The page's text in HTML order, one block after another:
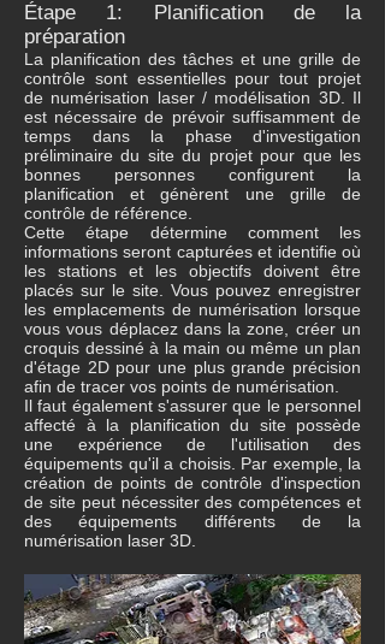
Étape 1: Planification de la
préparation
La planification des tâches et une grille de
contrôle sont essentielles pour tout projet
de numérisation laser / modélisation 3D. Il
est nécessaire de prévoir suffisamment de
temps dans la phase d'investigation
préliminaire du site du projet pour que les
bonnes personnes configurent la
planification et génèrent une grille de
contrôle de référence.
Cette étape détermine comment les
informations seront capturées et identifie où
les stations et les objectifs doivent être
placés sur le site. Vous pouvez enregistrer
les emplacements de numérisation lorsque
vous vous déplacez dans la zone, créer un
croquis dessiné à la main ou même un plan
d'étage 2D pour une plus grande précision
afin de tracer vos points de numérisation.
Il faut également s'assurer que le personnel
affecté à la planification du site possède
une expérience de l'utilisation des
équipements qu'il a choisis. Par exemple, la
création de points de contrôle d'inspection
de site peut nécessiter des compétences et
des équipements différents de la
numérisation laser 3D.